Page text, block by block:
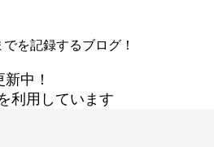
を記録するブログ！
中！
利用しています